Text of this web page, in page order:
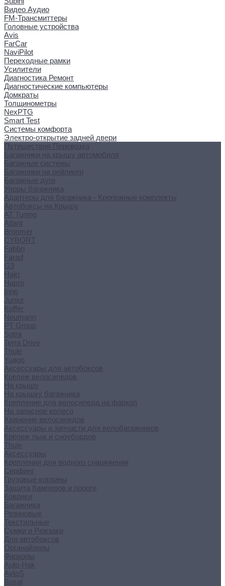
Видео Аудио
FM-Трансмиттеры
Головные устройства
Avis
FarCar
NaviPilot
Переходные рамки
Усилители
Диагностика Ремонт
Диагностические компьютеры
Домкраты
Толщинометры
NexPTG
Smart Test
Системы комфорта
Электро-открытие задней двери
Путешествия Перевозка
Багажники на крышу автомобиля
Багажные системы
Багажники на рейлинги
Багажные дуги
Упоры багажника
Адаптеры для багажника - Крепежные комплекты
Автобоксы на Крышу
AT Tuning
Atlant
Broomer
CYBORT
Fabbri
Farad
G3
Hakr
Hapro
Inno
Junior
Koffer
Neumann
PT Group
Sotra
Terra Drive
Thule
Yuago
Аксессуары для автобоксов
Крепеж велосипедов
На крышу
На крышку багажника
Крепление для велосипеда на фаркоп
На запасное колесо
Хранение велосипедов
Аксессуары и запчасти для велобагажников
Крепеж лыж и сноубордов
Thule
Аксессуары
Крепления для водного снаряжения
Серфинг
Грузовые корзины
Защита бамперов и пороги
Коврики
Багажника
Резиновые
Текстильные
Сумки и Рюкзаки
Для автобоксов
Органайзеры
Фаркопы
Auto-Hak
AvtoS
Bosal